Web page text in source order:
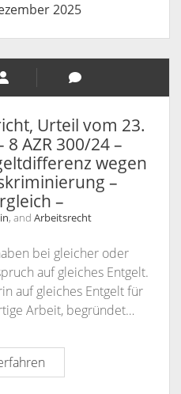
FERNABSATZVERTRÄGEN
NILS PÜTZ
VERONIKA KLENK
FÜR AUSBILDER
– WETTBEWERBSRECHT,
UND RECHT
ÄUSSERUNGSRECHT, P
2025
Urteil vom 23.
AZR 300/24 –
wegen
–
–
, and Arbeitsrecht
bei gleicher oder
auf gleiches Entgelt.
auf gleiches Entgelt für
Arbeit, begründet…
Bundesarbeitsgericht,
Urteil